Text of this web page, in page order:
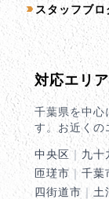
スタッフブロ
対応エリア
千葉県を中心
す。お近くの
中央区｜ 九十
匝瑳市 ｜ 千葉
四街道市｜ 土